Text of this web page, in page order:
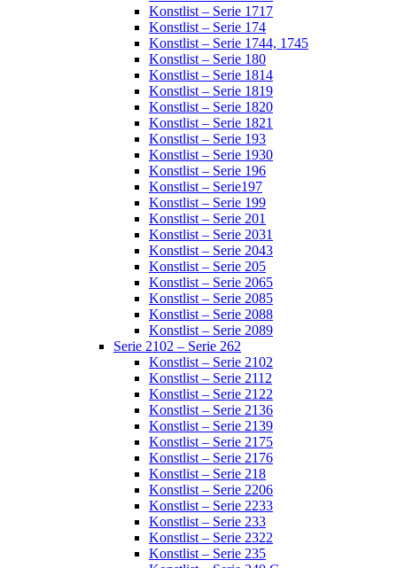
Konstlist – Serie 1717
Konstlist – Serie 174
Konstlist – Serie 1744, 1745
Konstlist – Serie 180
Konstlist – Serie 1814
Konstlist – Serie 1819
Konstlist – Serie 1820
Konstlist – Serie 1821
Konstlist – Serie 193
Konstlist – Serie 1930
Konstlist – Serie 196
Konstlist – Serie197
Konstlist – Serie 199
Konstlist – Serie 201
Konstlist – Serie 2031
Konstlist – Serie 2043
Konstlist – Serie 205
Konstlist – Serie 2065
Konstlist – Serie 2085
Konstlist – Serie 2088
Konstlist – Serie 2089
Serie 2102 – Serie 262
Konstlist – Serie 2102
Konstlist – Serie 2112
Konstlist – Serie 2122
Konstlist – Serie 2136
Konstlist – Serie 2139
Konstlist – Serie 2175
Konstlist – Serie 2176
Konstlist – Serie 218
Konstlist – Serie 2206
Konstlist – Serie 2233
Konstlist – Serie 233
Konstlist – Serie 2322
Konstlist – Serie 235